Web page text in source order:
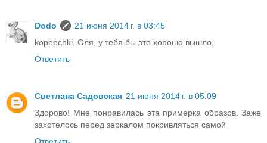
Dodo
21 июня 2014 г. в 03:45
kopeechki, Оля, у тебя бы это хорошо вышло.
Ответить
Светлана Садовская 21 июня 2014 г. в 05:09
Здорово! Мне понравилась эта примерка образов. Заже
захотелось перед зеркалом покривляться самой